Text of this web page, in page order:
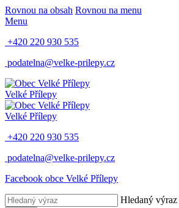
Rovnou na obsah Rovnou na menu
Menu
+420 220 930 535
podatelna@velke-prilepy.cz
Velké Přílepy
Velké Přílepy
+420 220 930 535
podatelna@velke-prilepy.cz
Facebook obce Velké Přílepy
Hledaný výraz